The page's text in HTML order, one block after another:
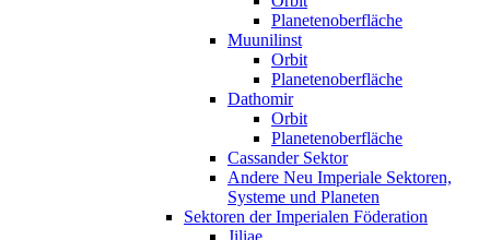
Planetenoberfläche
Muunilinst
Orbit
Planetenoberfläche
Dathomir
Orbit
Planetenoberfläche
Cassander Sektor
Andere Neu Imperiale Sektoren,
Systeme und Planeten
Sektoren der Imperialen Föderation
Jiliae